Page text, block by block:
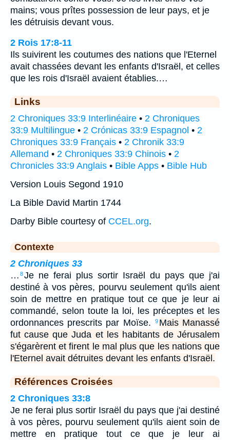
mains; vous prîtes possession de leur pays, et je
les détruisis devant vous.
2 Rois 17:8-11
Ils suivirent les coutumes des nations que l'Eternel
avait chassées devant les enfants d'Israël, et celles
que les rois d'Israël avaient établies.…
Links
2 Chroniques 33:9 Interlinéaire • 2 Chroniques
33:9 Multilingue • 2 Crónicas 33:9 Espagnol • 2
Chroniques 33:9 Français • 2 Chronik 33:9
Allemand • 2 Chroniques 33:9 Chinois • 2
Chronicles 33:9 Anglais • Bible Apps • Bible Hub
Version Louis Segond 1910
La Bible David Martin 1744
Darby Bible courtesy of CCEL.org.
Contexte
2 Chroniques 33
… 8Je ne ferai plus sortir Israël du pays que j'ai
destiné à vos pères, pourvu seulement qu'ils aient
soin de mettre en pratique tout ce que je leur ai
commandé, selon toute la loi, les préceptes et les
ordonnances prescrits par Moïse.
9 Mais Manassé
fut cause que Juda et les habitants de Jérusalem
s'égarèrent et firent le mal plus que les nations que
l'Eternel avait détruites devant les enfants d'Israël.
Références Croisées
2 Chroniques 33:8
Je ne ferai plus sortir Israël du pays que j'ai destiné
à vos pères, pourvu seulement qu'ils aient soin de
mettre en pratique tout ce que je leur ai